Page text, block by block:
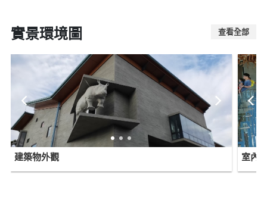
實景環境圖 查看全部
建築物外觀 室內